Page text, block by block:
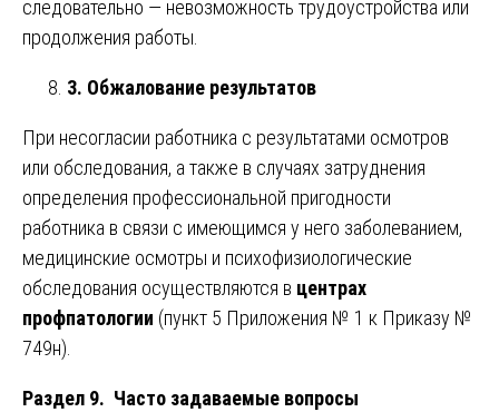
следовательно — невозможность трудоустройства или
продолжения работы.
3. Обжалование результатов
При несогласии работника с результатами осмотров
или обследования, а также в случаях затруднения
определения профессиональной пригодности
работника в связи с имеющимся у него заболеванием,
медицинские осмотры и психофизиологические
обследования осуществляются в центрах
профпатологии (пункт 5 Приложения № 1 к Приказу №
749н).
Раздел 9. Часто задаваемые вопросы